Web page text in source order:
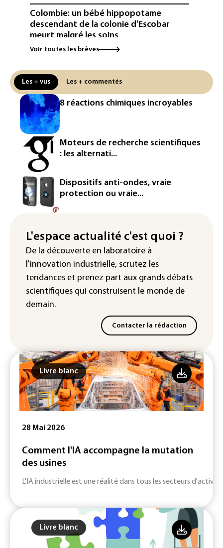
Colombie: un bébé hippopotame
descendant de la colonie d'Escobar
meurt malgré les soins
Éclipse: une baisse temporaire de la
attendue en Europe
L'Autriche bat son record absolu de
chaleur pour le deuxième jour d'affilée
Inde : Meta sommé de s'excuser après
le retrait d'une vidéo de Modi
La défense, voie de diversification pour
un secteur automobile à la peine
France : prison avec sursis et
"bannissement numérique" pour deux
streamers jugés pour des violences et
IA : Mythos 5 d'Anthropic crée de
fausses identités lors d'un test au
Royaume-Uni
Voir toutes les brèves
Les + vus Les + commentés
8 réactions chimiques incroyables
Moteurs de recherche scientifiques
: les alternati...
Dispositifs anti-ondes, vraie
protection ou vraie...
L'espace actualité c'est quoi ?
De la découverte en laboratoire à
l'innovation industrielle, scrutez les
tendances et prenez part aux grands débats
scientifiques qui construisent le monde de
demain.
Contacter la rédaction
Livre blanc
28 Mai 2026
Comment l'IA accompagne la mutation
des usines
L'IA industrielle est une réalité dans tous les secteurs
Livre blanc